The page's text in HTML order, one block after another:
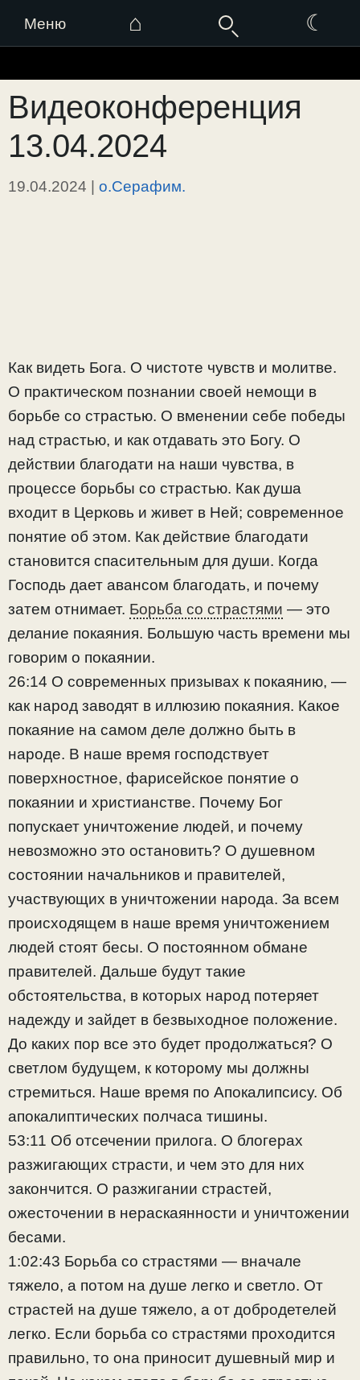
Меню ⌂ ☾
к
содержимому
Видеоконференция
13.04.2024
19.04.2024 | о.Серафим.
Как видеть Бога. О чистоте чувств и молитве.
О практическом познании своей немощи в
борьбе со страстью. О вменении себе победы
над страстью, и как отдавать это Богу. О
действии благодати на наши чувства, в
процессе борьбы со страстью. Как душа
входит в Церковь и живет в Ней; современное
понятие об этом. Как действие благодати
становится спасительным для души. Когда
Господь дает авансом благодать, и почему
затем отнимает. Борьба со страстями — это
делание покаяния. Большую часть времени мы
говорим о покаянии.
26:14 О современных призывах к покаянию, —
как народ заводят в иллюзию покаяния. Какое
покаяние на самом деле должно быть в
народе. В наше время господствует
поверхностное, фарисейское понятие о
покаянии и христианстве. Почему Бог
попускает уничтожение людей, и почему
невозможно это остановить? О душевном
состоянии начальников и правителей,
участвующих в уничтожении народа. За всем
происходящем в наше время уничтожением
людей стоят бесы. О постоянном обмане
правителей. Дальше будут такие
обстоятельства, в которых народ потеряет
надежду и зайдет в безвыходное положение.
До каких пор все это будет продолжаться? О
светлом будущем, к которому мы должны
стремиться. Наше время по Апокалипсису. Об
апокалиптических полчаса тишины.
53:11 Об отсечении прилога. О блогерах
разжигающих страсти, и чем это для них
закончится. О разжигании страстей,
ожесточении в нераскаянности и уничтожении
бесами.
1:02:43 Борьба со страстями — вначале
тяжело, а потом на душе легко и светло. От
страстей на душе тяжело, а от добродетелей
легко. Если борьба со страстями проходится
правильно, то она приносит душевный мир и